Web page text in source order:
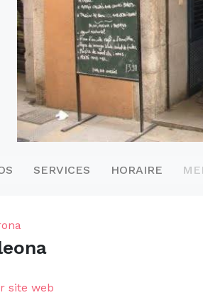
SERVICES HORAIRE
site web